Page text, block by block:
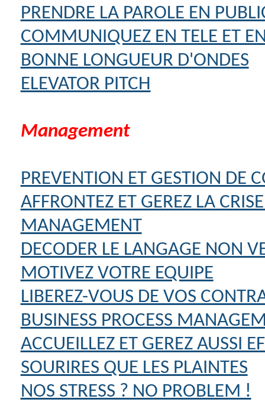
PRENDRE LA PAROLE EN
COMMUNIQUEZ EN TELE ET
BONNE LONGUEUR D'ONDES
ELEVATOR PITCH
Management
PREVENTION ET GESTION DE
AFFRONTEZ ET GEREZ LA
MANAGEMENT
DECODER LE LANGAGE NON
MOTIVEZ VOTRE EQUIPE
LIBEREZ-VOUS DE VOS
BUSINESS PROCESS
ACCUEILLEZ ET GEREZ AUSSI
SOURIRES QUE LES PLAINTES
NOS STRESS ? NO PROBLEM !